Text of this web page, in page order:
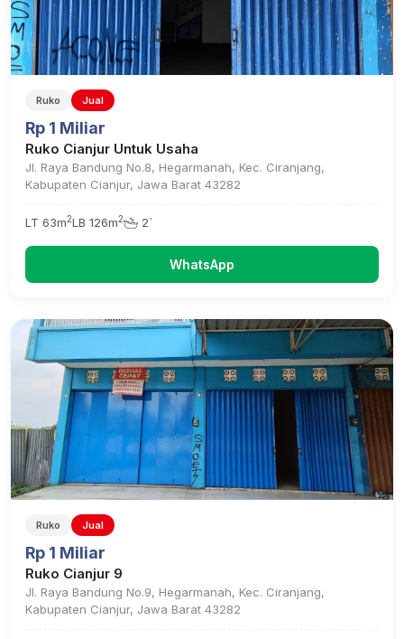
Ruko Jual
Rp 1 Miliar
Ruko Cianjur Untuk Usaha
Jl. Raya Bandung No.8, Hegarmanah, Kec. Ciranjang,
Kabupaten Cianjur, Jawa Barat 43282
LT 63m2LB 126m2 2`
WhatsApp
Ruko Jual
Rp 1 Miliar
Ruko Cianjur 9
Jl. Raya Bandung No.9, Hegarmanah, Kec. Ciranjang,
Kabupaten Cianjur, Jawa Barat 43282